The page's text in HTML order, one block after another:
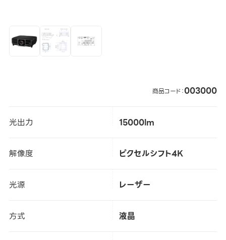
商品コード：003000
光出力 15000lm
解像度 ピクセルシフト4K
光源 レーザー
方式 液晶